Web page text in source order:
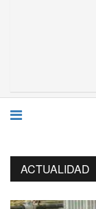
ACTUALIDAD